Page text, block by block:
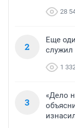
28
2
Еще
служил
1
3
«Дело